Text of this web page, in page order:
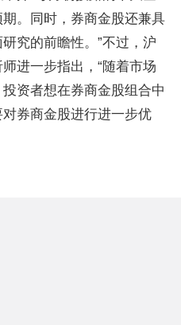
。同时，券商金股还兼具
究的前瞻性。”不过，沪
进一步指出，“随着市场
资者想在券商金股组合中
券商金股进行进一步优